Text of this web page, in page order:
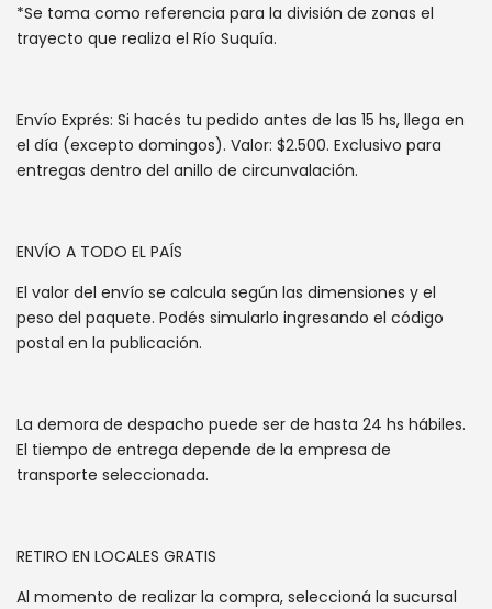
*Se toma como referencia para la división de zonas el
trayecto que realiza el Río Suquía.
Envío Exprés: Si hacés tu pedido antes de las 15 hs, llega en
el día (excepto domingos). Valor: $2.500. Exclusivo para
entregas dentro del anillo de circunvalación.
ENVÍO A TODO EL PAÍS
El valor del envío se calcula según las dimensiones y el
peso del paquete. Podés simularlo ingresando el código
postal en la publicación.
La demora de despacho puede ser de hasta 24 hs hábiles.
El tiempo de entrega depende de la empresa de
transporte seleccionada.
RETIRO EN LOCALES GRATIS
Al momento de realizar la compra, seleccioná la sucursal